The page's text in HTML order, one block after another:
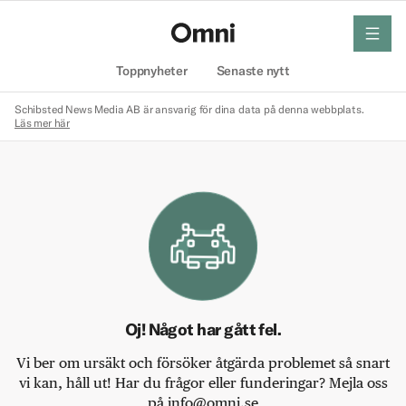
Toppnyheter Senaste nytt
meny
Schibsted News Media AB är ansvarig för dina data på denna webbplats.
Läs mer här
Oj! Något har gått fel.
Vi ber om ursäkt och försöker åtgärda problemet så snart
vi kan, håll ut! Har du frågor eller funderingar? Mejla oss